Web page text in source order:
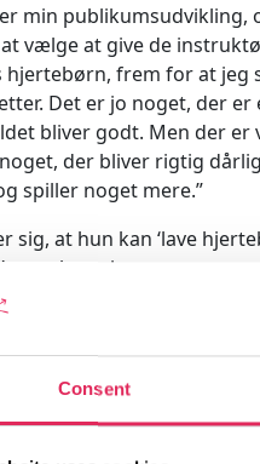
Consent
min publikumsudvikling,
vælge at give de
hjertebørn, frem for at jeg
Det er jo noget, der er
bliver godt. Men der er
der bliver rigtig
spiller noget mere.”
sig, at hun kan ‘lave
som hun siger:
vores
at jeg går til den
er unge. Vi er måske 22
til forskellige unge
og